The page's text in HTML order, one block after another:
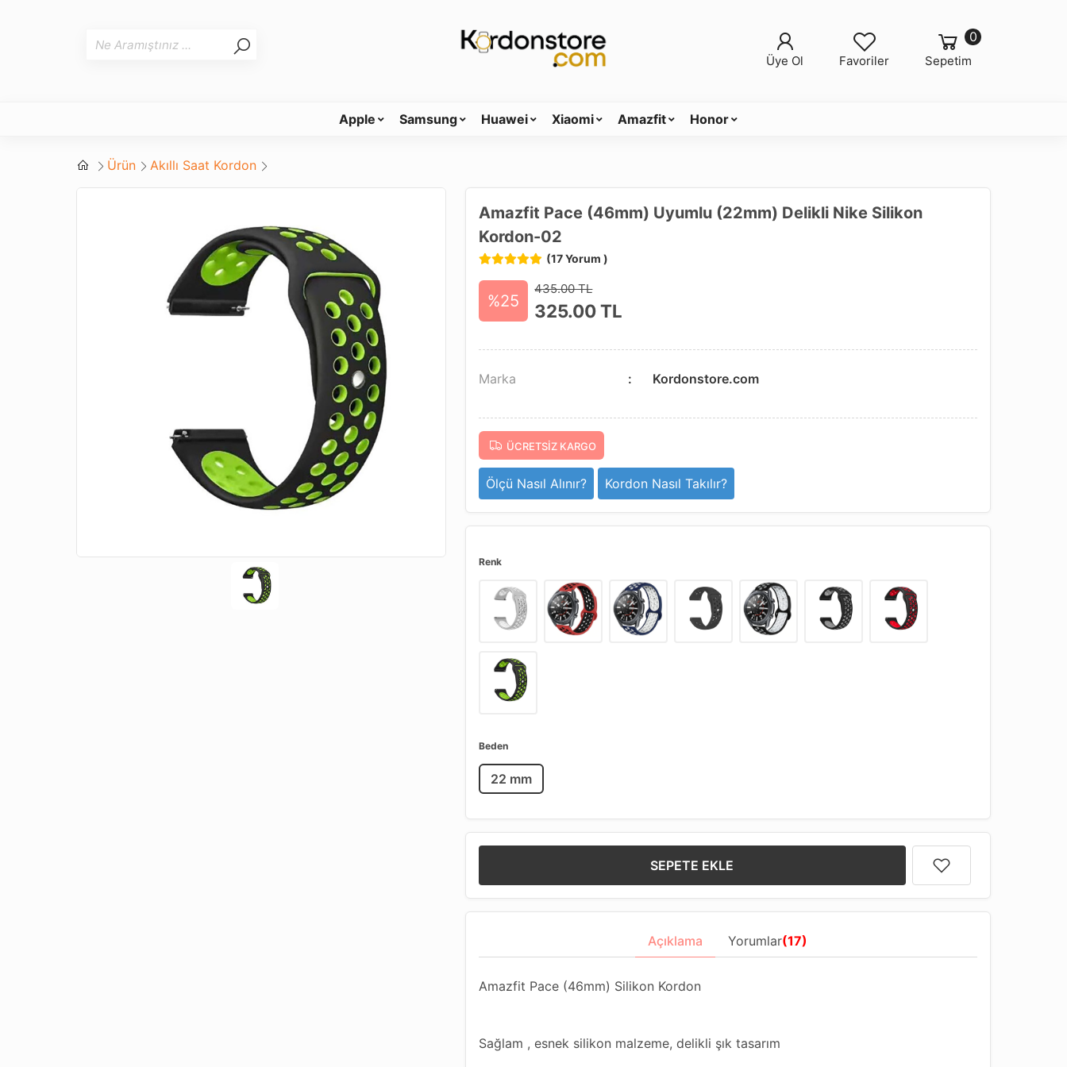
Sepetim
0
Favoriler
Üye Ol
Apple Samsung Huawei Xiaomi Amazfit Honor
Ürün Akıllı Saat Kordon
Amazfit Pace (46mm) Uyumlu (22mm) Delikli Nike Silikon
Kordon-02
(17 Yorum )
%25
435.00 TL
325.00TL
Marka Kordonstore.com
ÜCRETSIZ KARGO
Ölçü Nasıl Alınır? Kordon Nasıl Takılır?
Renk
Beden
22 mm
SEPETE EKLE
Açıklama Yorumlar(17)
Amazfit Pace (46mm) Silikon Kordon
Sağlam , esnek silikon malzeme, delikli şık tasarım